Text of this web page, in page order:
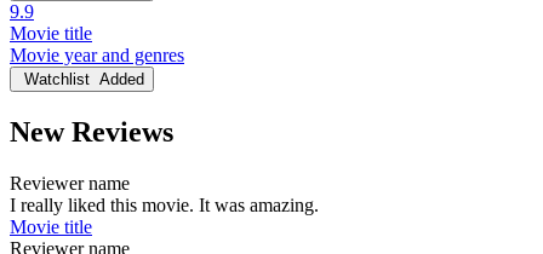
9.9
Movie title
Movie year and genres
Watchlist Added
New Reviews
Reviewer name
I really liked this movie. It was amazing.
Movie title
Reviewer name